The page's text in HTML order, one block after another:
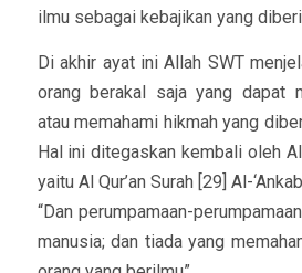
ilmu sebagai kebajikan yang
Di akhir ayat ini Allah SWT
orang berakal saja yang dapat
atau memahami hikmah yang
Hal ini ditegaskan kembali oleh
yaitu Al Qur’an Surah [29] Al-
“Dan perumpamaan-
manusia; dan tiada yang